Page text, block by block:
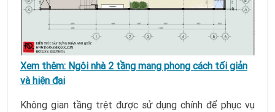
Xem thêm: Ngôi nhà 2 tầng mang phong cách tối giản
và hiện đại
Không gian tầng trệt được sử dụng chính để phục vụ